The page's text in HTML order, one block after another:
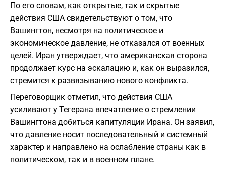
По его словам, как открытые, так и скрытые
действия США свидетельствуют о том, что
Вашингтон, несмотря на политическое и
экономическое давление, не отказался от военных
целей. Иран утверждает, что американская сторона
продолжает курс на эскалацию и, как он выразился,
стремится к развязыванию нового конфликта.
Переговорщик отметил, что действия США
усиливают у Тегерана впечатление о стремлении
Вашингтона добиться капитуляции Ирана. Он заявил,
что давление носит последовательный и системный
характер и направлено на ослабление страны как в
политическом, так и в военном плане.